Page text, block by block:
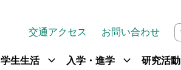
交通アクセス お問い合わせ
学生生活 expand_more 入学・進学 expand_more 研究活動